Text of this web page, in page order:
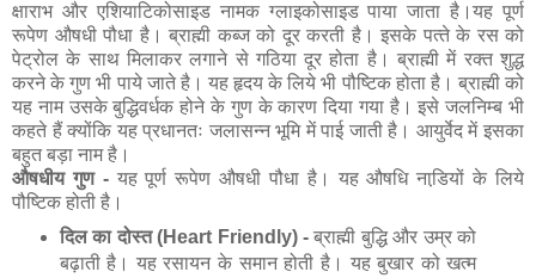
क्षाराभ और एशियाटिकोसाइड नामक ग्लाइकोसाइड पाया जाता है।यह पूर्ण
रूपेण औषधी पौधा है। ब्राह्मी कब्‍ज को दूर करती है। इसके पत्‍ते के रस को
पेट्रोल के साथ मिलाकर लगाने से गठिया दूर होता है। ब्राह्मी में रक्‍त शुद्ध
करने के गुण भी पाये जाते है। यह हृदय के लिये भी पौष्टिक होता है। ब्राह्मी को
यह नाम उसके बुद्धिवर्धक होने के गुण के कारण दिया गया है। इसे जलनिम्ब भी
कहते हैं क्योंकि यह प्रधानतः जलासन्न भूमि में पाई जाती है। आयुर्वेद में इसका
बहुत बड़ा नाम है।
औषधीय गुण - यह पूर्ण रूपेण औषधी पौधा है। यह औषधि नाडि़यों के लिये
पौष्टिक होती है।
दिल का दोस्त (Heart Friendly) -ब्राह्मी बुद्धि और उम्र को
बढ़ाती है। यह रसायन के समान होती है। यह बुखार को खत्म